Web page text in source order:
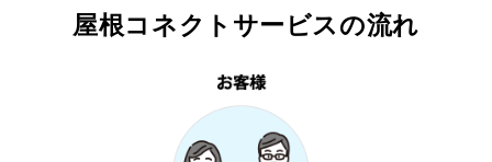
屋根コネクトサービスの流れ